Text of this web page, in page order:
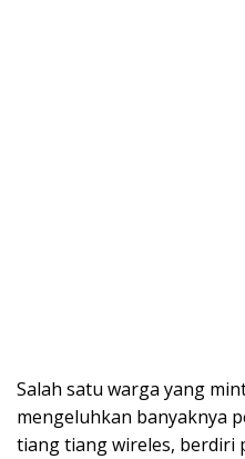
Salah satu warga yang
mengeluhkan banyaknya
tiang tiang wireles, berdiri